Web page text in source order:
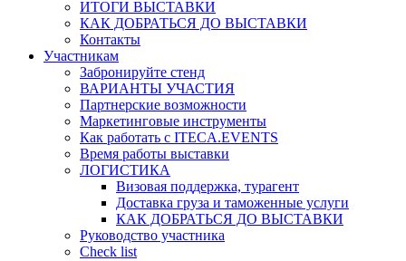
ИТОГИ ВЫСТАВКИ
КАК ДОБРАТЬСЯ ДО ВЫСТАВКИ
Контакты
Участникам
Забронируйте стенд
ВАРИАНТЫ УЧАСТИЯ
Партнерские возможности
Маркетинговые инструменты
Как работать с ITECA.EVENTS
Время работы выставки
ЛОГИСТИКА
Визовая поддержка, турагент
Доставка груза и таможенные услуги
КАК ДОБРАТЬСЯ ДО ВЫСТАВКИ
Руководство участника
Check list